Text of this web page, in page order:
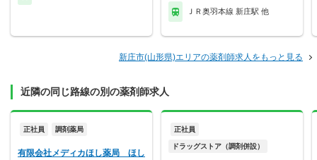
ＪＲ奥羽本線 新庄駅 他
新庄市(山形県)エリアの薬剤師求人をもっと見る
近隣の同じ路線の別の薬剤師求人
正社員 調剤薬局
有限会社メディカほし薬局 ほし
正社員
ドラッグストア（調剤併設）